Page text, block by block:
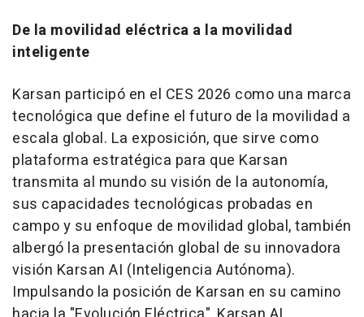
De la movilidad eléctrica a la movilidad
inteligente
Karsan participó en el CES 2026 como una marca
tecnológica que define el futuro de la movilidad a
escala global. La exposición, que sirve como
plataforma estratégica para que Karsan
transmita al mundo su visión de la autonomía,
sus capacidades tecnológicas probadas en
campo y su enfoque de movilidad global, también
albergó la presentación global de su innovadora
visión Karsan AI (Inteligencia Autónoma).
Impulsando la posición de Karsan en su camino